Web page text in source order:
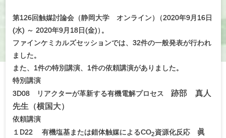
第126回触媒討論会（静岡大学 オンライン）
（2020年9月16日
(水) ～ 2020年9月18日(金)） 。
ファインケミカルズセッションでは、32件の一般発表が行われ
ました。
また、1件の特別講演、1件の依頼講演がありました。
特別講演
3D08 リアクターが革新する有機電解プロセス 跡部 真人
先生（横国大）
依頼講演
１D22 有機塩基または錯体触媒によるCO2 資源化反応 眞